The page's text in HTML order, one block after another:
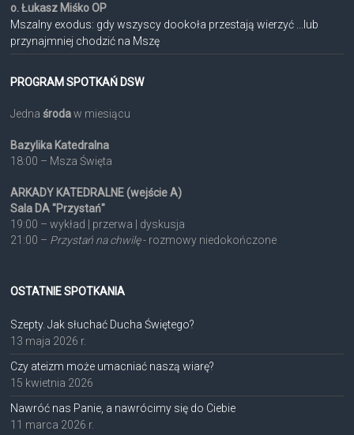
o. Łukasz Miśko OP
Mszalny exodus: gdy wszyscy dookoła przestają wierzyć ...lub
przynajmniej chodzić na Mszę
PROGRAM SPOTKAŃ DSW
Jednaśrodaw miesiącu
Bazylika Katedralna
18:00 – Msza Święta
ARKADY KATEDRALNE (wejście A)
Sala DA "Przystań"
19:00 – wykład | przerwa | dyskusja
21:00 – Przystań na chwilę- rozmowy niedokończone
OSTATNIE SPOTKANIA
Szepty. Jak słuchać Ducha Świętego?
13 maja 2026 r.
Czy ateizm może umacniać naszą wiarę?
15 kwietnia 2026
Nawróć nas Panie, a nawrócimy się do Ciebie
11 marca 2026 r.